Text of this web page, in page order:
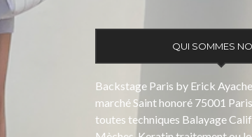
QUI SOMMES
Backstage Paris by Erick
marché Saint honoré 75001
toutes techniques Balayage